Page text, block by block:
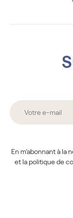
En m’abonnant à
et la politique de